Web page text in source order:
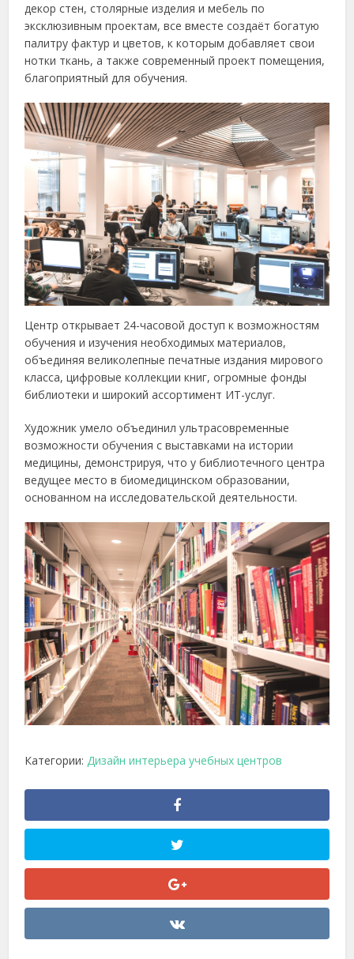
декор стен, столярные изделия и мебель по
эксклюзивным проектам, все вместе создаёт богатую
палитру фактур и цветов, к которым добавляет свои
нотки ткань, а также современный проект помещения,
благоприятный для обучения.
Центр открывает 24-часовой доступ к возможностям
обучения и изучения необходимых материалов,
объединяя великолепные печатные издания мирового
класса, цифровые коллекции книг, огромные фонды
библиотеки и широкий ассортимент ИТ-услуг.
Художник умело объединил ультрасовременные
возможности обучения с выставками на истории
медицины, демонстрируя, что у библиотечного центра
ведущее место в биомедицинском образовании,
основанном на исследовательской деятельности.
Категории: Дизайн интерьера учебных центров